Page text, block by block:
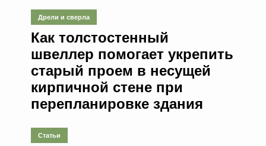
Дрели и сверла
Как толстостенный
швеллер помогает укрепить
старый проем в несущей
кирпичной стене при
перепланировке здания
Статьи